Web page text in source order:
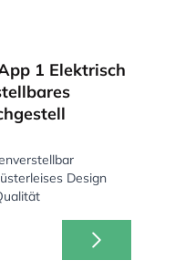
1 Elektrisch
Design